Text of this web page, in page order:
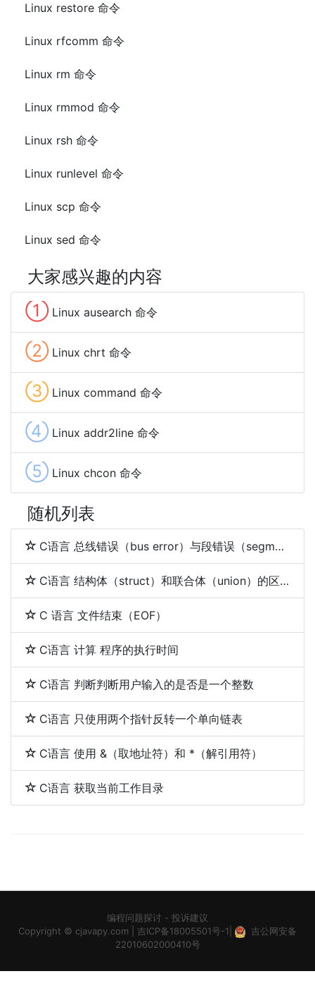
Linux restore 命令
Linux rfcomm 命令
Linux rm 命令
Linux rmmod 命令
Linux rsh 命令
Linux runlevel 命令
Linux scp 命令
Linux sed 命令
大家感兴趣的内容
① Linux ausearch 命令
② Linux chrt 命令
③ Linux command 命令
④ Linux addr2line 命令
⑤ Linux chcon 命令
随机列表
C语言 总线错误（bus error）与段错误（segmentation fault）
C语言 结构体（struct）和联合体（union）的区别
C 语言 文件结束（EOF）
C语言 计算 程序的执行时间
C语言 判断判断用户输入的是否是一个整数
C语言 只使用两个指针反转一个单向链表
C语言 使用 &（取地址符）和 *（解引用符）
C语言 获取当前工作目录
编程问题探讨 - 投诉建议
Copyright © cjavapy.com 吉ICP备18005501号-1
吉公网安备
22010602000410号